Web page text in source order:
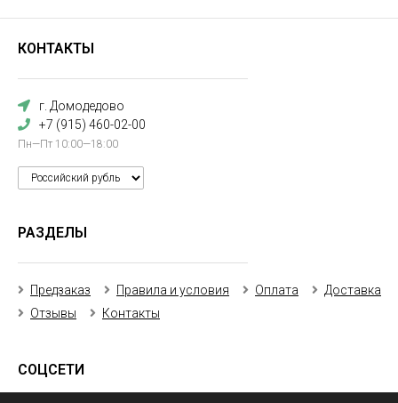
КОНТАКТЫ
г. Домодедово
+7 (915) 460-02-00
Пн—Пт 10:00—18:00
РАЗДЕЛЫ
Предзаказ Правила и условия Оплата
Доставка
Отзывы
Контакты
СОЦСЕТИ